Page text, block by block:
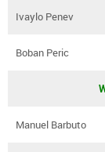
Ivaylo Penev
Boban Peric
Manuel Barbuto